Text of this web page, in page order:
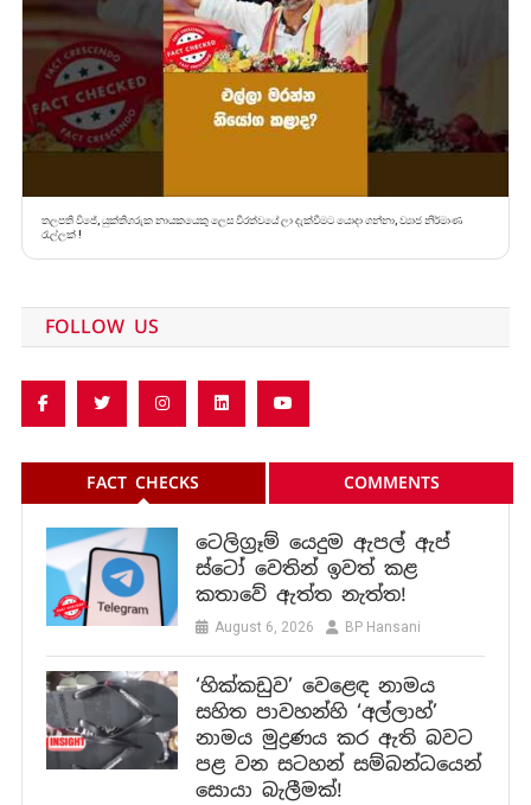
තලපති විජේ, යුක්තිගරුක නායකයෙකු ලෙස වීරත්වයේ ලා දැක්වීමට යොදා ගන්නා, ව්‍යාජ නිර්මාණ
රැල්ලක් !
FOLLOW US
FACT CHECKS COMMENTS
ටෙලිග්‍රෑම් යෙදුම ඇපල් ඇප්
ස්ටෝ වෙතින් ඉවත් කළ
කතාවේ ඇත්ත නැත්ත!
August 6, 2026 BP Hansani
‘හික්කඩුව’ වෙළෙඳ නාමය
සහිත පාවහන්හි ‘අල්ලාහ්’
නාමය මුද්‍රණය කර ඇති බවට
පළ වන සටහන් සම්බන්ධයෙන්
සොයා බැලීමක්!